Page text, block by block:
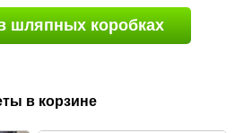
шляпных коробках
в корзине